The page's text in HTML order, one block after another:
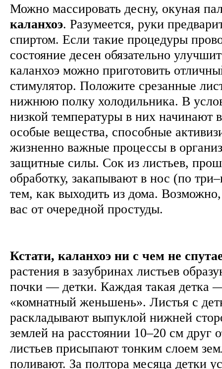
Можно массировать десну, окуная
каланхоэ. Разумеется, руки
спиртом. Если такие процедуры
состояние десен обязательно
каланхоэ можно приготовить
стимулятор. Положите срезанные
нижнюю полку холодильника. В
низкой температуры в них начинают
особые вещества, способные
жизненно важные процессы в
защитные силы. Сок из листьев,
обработку, закапывают в нос (по
тем, как выходить из дома.
вас от очередной простуды.
Кстати, каланхоэ ни с чем не
растения в зазубринах листьев
почки — детки. Каждая такая детка
«комнатный женьшень». Листья с
раскладывают выпуклой нижней
землей на расстоянии 10–20 см друг
листьев присыпают тонким слоем
поливают. За полтора месяца детки